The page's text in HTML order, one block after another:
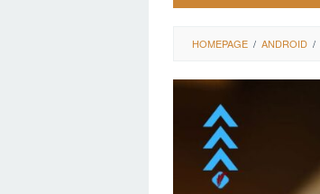
HOMEPAGE / ANDROID /